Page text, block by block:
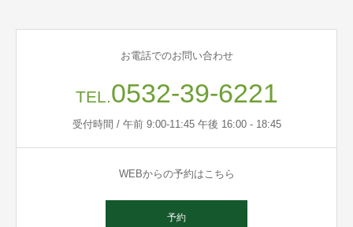
お電話でのお問い合わせ
TEL.0532-39-6221
受付時間 / 午前 9:00-11:45 午後 16:00 - 18:45
WEBからの予約はこちら
予約